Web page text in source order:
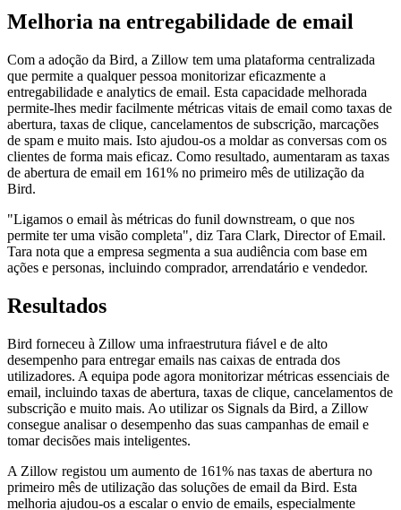
Melhoria na entregabilidade de email
Com a adoção da Bird, a Zillow tem uma plataforma centralizada
que permite a qualquer pessoa monitorizar eficazmente a
entregabilidade e analytics de email. Esta capacidade melhorada
permite-lhes medir facilmente métricas vitais de email como taxas de
abertura, taxas de clique, cancelamentos de subscrição, marcações
de spam e muito mais. Isto ajudou-os a moldar as conversas com os
clientes de forma mais eficaz. Como resultado, aumentaram as taxas
de abertura de email em 161% no primeiro mês de utilização da
Bird.
"Ligamos o email às métricas do funil downstream, o que nos
permite ter uma visão completa", diz Tara Clark, Director of Email.
Tara nota que a empresa segmenta a sua audiência com base em
ações e personas, incluindo comprador, arrendatário e vendedor.
Resultados
Bird forneceu à Zillow uma infraestrutura fiável e de alto
desempenho para entregar emails nas caixas de entrada dos
utilizadores. A equipa pode agora monitorizar métricas essenciais de
email, incluindo taxas de abertura, taxas de clique, cancelamentos de
subscrição e muito mais. Ao utilizar os Signals da Bird, a Zillow
consegue analisar o desempenho das suas campanhas de email e
tomar decisões mais inteligentes.
A Zillow registou um aumento de 161% nas taxas de abertura no
primeiro mês de utilização das soluções de email da Bird. Esta
melhoria ajudou-os a escalar o envio de emails, especialmente